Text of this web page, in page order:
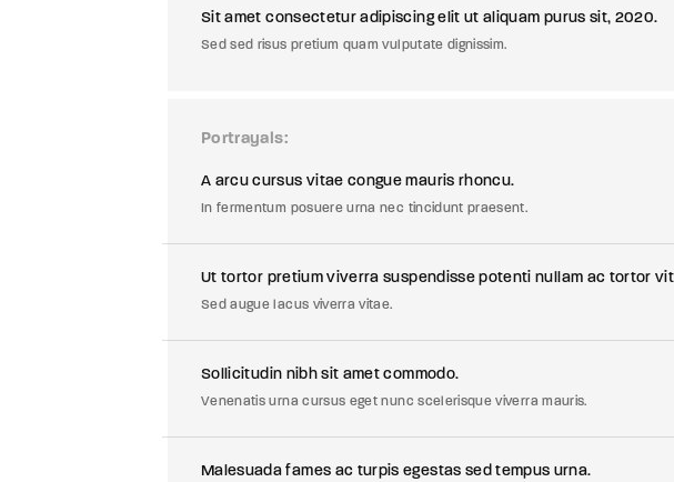
Sit amet consectetur adipiscing elit ut aliquam purus sit, 2020.
Sed sed risus pretium quam vulputate dignissim.
Portrayals
A arcu cursus vitae congue mauris rhoncu.
In fermentum posuere urna nec tincidunt praesent.
Ut tortor pretium viverra suspendisse potenti nullam ac tortor
Sed augue lacus viverra vitae.
Sollicitudin nibh sit amet commodo.
Venenatis urna cursus eget nunc scelerisque viverra mauris.
Malesuada fames ac turpis egestas sed tempus urna.